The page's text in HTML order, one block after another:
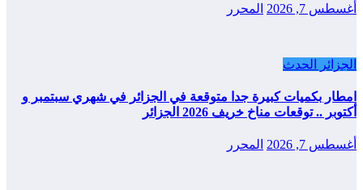
أغسطس 7, 2026 المحرر
الجزائر الحدث
امطار بكميات كبيرة جدا متوقعة في الجزائر في شهري سبتمبر و
أكتوبر .. توقعات مناخ خريف 2026 الجزائر
أغسطس 7, 2026 المحرر